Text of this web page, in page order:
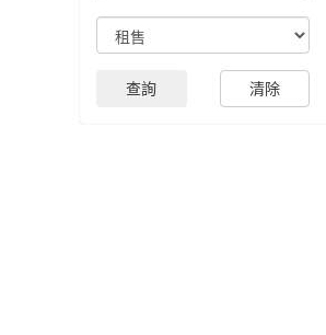
查詢 清除